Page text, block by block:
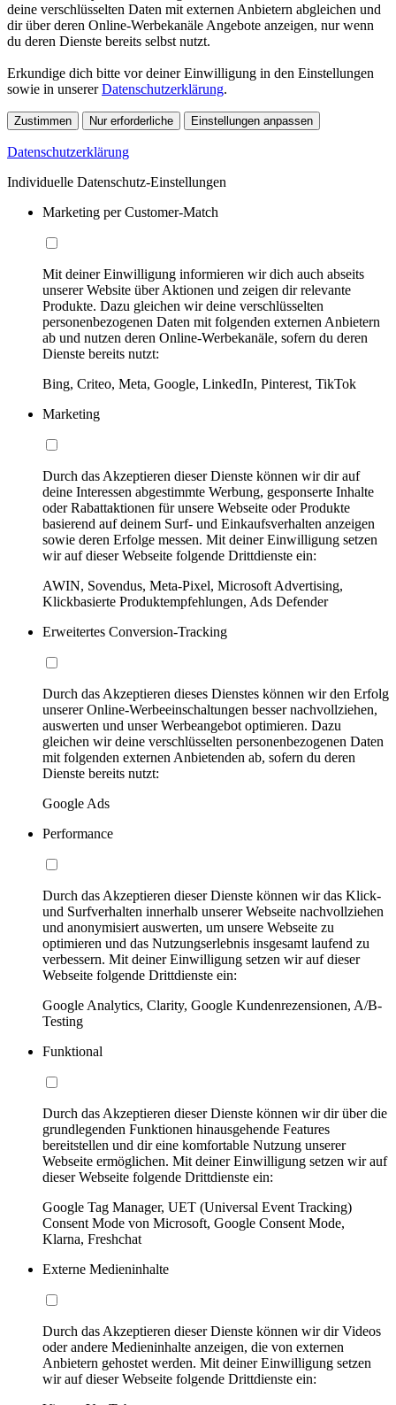
deine verschlüsselten Daten mit externen Anbietern abgleichen und
dir über deren Online-Werbekanäle Angebote anzeigen, nur wenn
du deren Dienste bereits selbst nutzt.
Erkundige dich bitte vor deiner Einwilligung in den Einstellungen
sowie in unsererDatenschutzerklärung.
Zustimmen Nur erforderliche Einstellungen anpassen
Datenschutzerklärung
Individuelle Datenschutz-Einstellungen
Marketing per Customer-Match
Mit deiner Einwilligung informieren wir dich auch abseits
unserer Website über Aktionen und zeigen dir relevante
Produkte. Dazu gleichen wir deine verschlüsselten
personenbezogenen Daten mit folgenden externen Anbietern
ab und nutzen deren Online-Werbekanäle, sofern du deren
Dienste bereits nutzt:
Bing, Criteo, Meta, Google, LinkedIn, Pinterest, TikTok
Marketing
Durch das Akzeptieren dieser Dienste können wir dir auf
deine Interessen abgestimmte Werbung, gesponserte Inhalte
oder Rabattaktionen für unsere Webseite oder Produkte
basierend auf deinem Surf- und Einkaufsverhalten anzeigen
sowie deren Erfolge messen. Mit deiner Einwilligung setzen
wir auf dieser Webseite folgende Drittdienste ein:
AWIN, Sovendus, Meta-Pixel, Microsoft Advertising,
Klickbasierte Produktempfehlungen, Ads Defender
Erweitertes Conversion-Tracking
Durch das Akzeptieren dieses Dienstes können wir den Erfolg
unserer Online-Werbeeinschaltungen besser nachvollziehen,
auswerten und unser Werbeangebot optimieren. Dazu
gleichen wir deine verschlüsselten personenbezogenen Daten
mit folgenden externen Anbietenden ab, sofern du deren
Dienste bereits nutzt:
Google Ads
Performance
Durch das Akzeptieren dieser Dienste können wir das Klick-
und Surfverhalten innerhalb unserer Webseite nachvollziehen
und anonymisiert auswerten, um unsere Webseite zu
optimieren und das Nutzungserlebnis insgesamt laufend zu
verbessern. Mit deiner Einwilligung setzen wir auf dieser
Webseite folgende Drittdienste ein:
Google Analytics, Clarity, Google Kundenrezensionen, A/B-
Testing
Funktional
Durch das Akzeptieren dieser Dienste können wir dir über die
grundlegenden Funktionen hinausgehende Features
bereitstellen und dir eine komfortable Nutzung unserer
Webseite ermöglichen. Mit deiner Einwilligung setzen wir auf
dieser Webseite folgende Drittdienste ein:
Google Tag Manager, UET (Universal Event Tracking)
Consent Mode von Microsoft, Google Consent Mode,
Klarna, Freshchat
Externe Medieninhalte
Durch das Akzeptieren dieser Dienste können wir dir Videos
oder andere Medieninhalte anzeigen, die von externen
Anbietern gehostet werden. Mit deiner Einwilligung setzen
wir auf dieser Webseite folgende Drittdienste ein: